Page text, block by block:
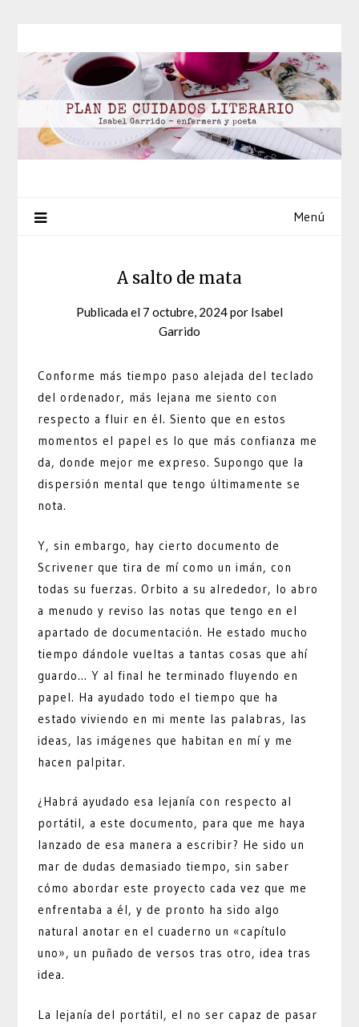
contenido
Menú
A salto de mata
Publicada el 7 octubre, 2024por Isabel
Garrido
Conforme más tiempo paso alejada del teclado
del ordenador, más lejana me siento con
respecto a fluir en él. Siento que en estos
momentos el papel es lo que más confianza me
da, donde mejor me expreso. Supongo que la
dispersión mental que tengo últimamente se
nota.
Y, sin embargo, hay cierto documento de
Scrivener que tira de mí como un imán, con
todas su fuerzas. Orbito a su alrededor, lo abro
a menudo y reviso las notas que tengo en el
apartado de documentación. He estado mucho
tiempo dándole vueltas a tantas cosas que ahí
guardo… Y al final he terminado fluyendo en
papel. Ha ayudado todo el tiempo que ha
estado viviendo en mi mente las palabras, las
ideas, las imágenes que habitan en mí y me
hacen palpitar.
¿Habrá ayudado esa lejanía con respecto al
portátil, a este documento, para que me haya
lanzado de esa manera a escribir? He sido un
mar de dudas demasiado tiempo, sin saber
cómo abordar este proyecto cada vez que me
enfrentaba a él, y de pronto ha sido algo
natural anotar en el cuaderno un «capítulo
uno», un puñado de versos tras otro, idea tras
idea.
La lejanía del portátil, el no ser capaz de pasar